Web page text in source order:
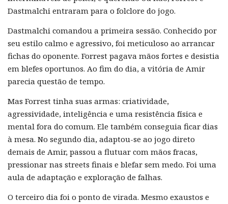
Dastmalchi entraram para o folclore do jogo.
Dastmalchi comandou a primeira sessão. Conhecido por
seu estilo calmo e agressivo, foi meticuloso ao arrancar
fichas do oponente. Forrest pagava mãos fortes e desistia
em blefes oportunos. Ao fim do dia, a vitória de Amir
parecia questão de tempo.
Mas Forrest tinha suas armas: criatividade,
agressividade, inteligência e uma resistência física e
mental fora do comum. Ele também conseguia ficar dias
à mesa. No segundo dia, adaptou-se ao jogo direto
demais de Amir, passou a flutuar com mãos fracas,
pressionar nas streets finais e blefar sem medo. Foi uma
aula de adaptação e exploração de falhas.
O terceiro dia foi o ponto de virada. Mesmo exaustos e